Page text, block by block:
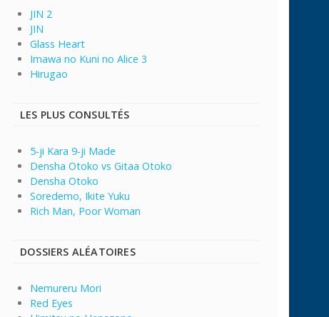
JIN 2
JIN
Glass Heart
Imawa no Kuni no Alice 3
Hirugao
LES PLUS CONSULTÉS
5-ji Kara 9-ji Made
Densha Otoko vs Gitaa Otoko
Densha Otoko
Soredemo, Ikite Yuku
Rich Man, Poor Woman
DOSSIERS ALÉATOIRES
Nemureru Mori
Red Eyes